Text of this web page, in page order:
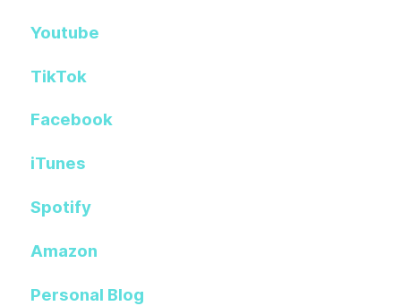
Youtube
TikTok
Facebook
iTunes
Spotify
Amazon
Personal Blog